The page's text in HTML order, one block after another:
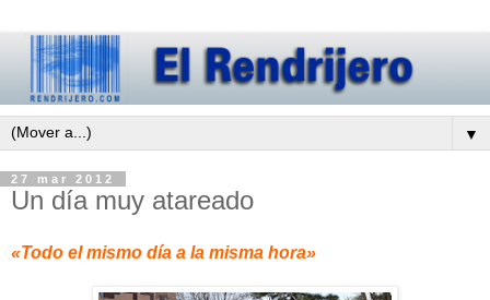
▼
27 mar 2012
Un día muy atareado
«Todo el mismo día a la misma hora»